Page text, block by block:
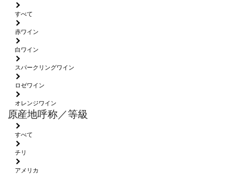
すべて
赤ワイン
白ワイン
スパークリングワイン
ロゼワイン
オレンジワイン
原産地呼称／等級
すべて
チリ
アメリカ